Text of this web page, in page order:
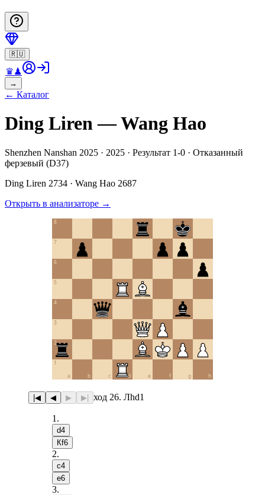
🇷🇺
♛♟
→
← Каталог
Ding Liren — Wang Hao
Shenzhen Nanshan 2025 · 2025 · Результат 1-0 · Отказанный
ферзевый (D37)
Ding Liren 2734 · Wang Hao 2687
Открыть в анализаторе →
a b c d e f g h
1
2
3
4
5
6
7
8
|◀ ◀ ▶ ▶| ход 26. Лhd1
1 .
d4
Кf6
2.
c4
e6
3.